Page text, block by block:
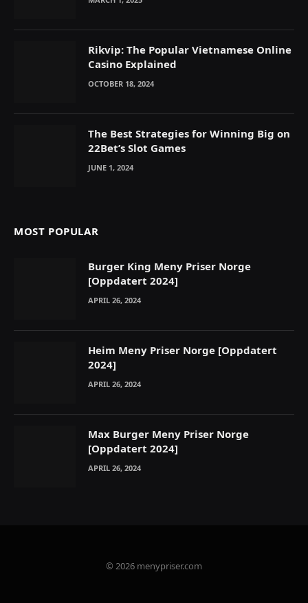
Rikvip: The Popular Vietnamese Online
Casino Explained
OCTOBER 18, 2024
The Best Strategies for Winning Big on
22Bet’s Slot Games
JUNE 1, 2024
MOST POPULAR
Burger King Meny Priser Norge
[Oppdatert 2024]
APRIL 26, 2024
Heim Meny Priser Norge [Oppdatert
2024]
APRIL 26, 2024
Max Burger Meny Priser Norge
[Oppdatert 2024]
APRIL 26, 2024
© 2026 menypriser.com